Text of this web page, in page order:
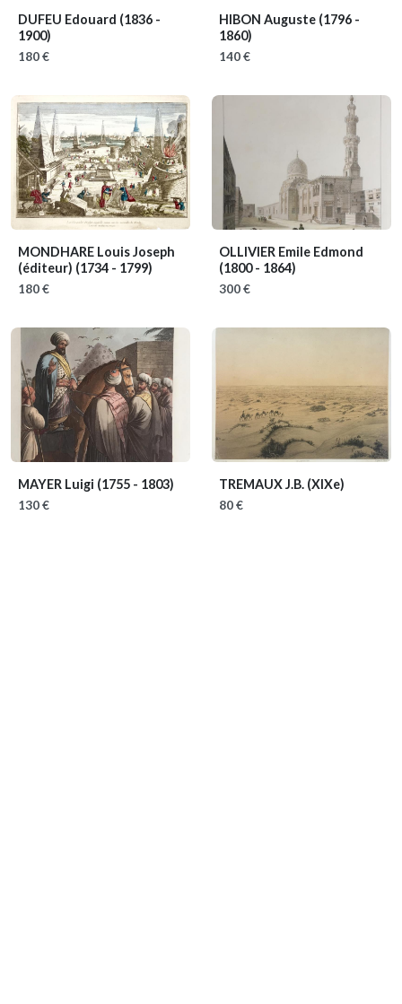
DUFEU Edouard (1836 -
1900)
180 €
HIBON Auguste (1796 -
1860)
140 €
MONDHARE Louis Joseph
(éditeur) (1734 - 1799)
180 €
OLLIVIER Emile Edmond
(1800 - 1864)
300 €
MAYER Luigi (1755 - 1803)
130 €
TREMAUX J.B. (XIXe)
80 €